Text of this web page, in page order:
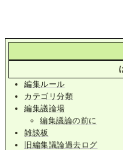
編集ルール
カテゴリ分類
編集議論場
編集議論の前に
雑談板
旧編集議論過去ログ